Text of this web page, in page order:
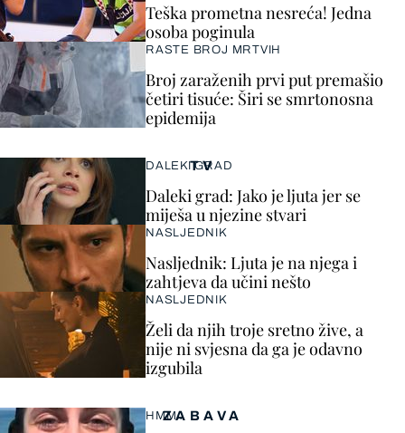
Teška prometna nesreća! Jedna
osoba poginula
RASTE BROJ MRTVIH
Broj zaraženih prvi put premašio
četiri tisuće: Širi se smrtonosna
epidemija
ZABAVA
HMM…
TV
DALEKI GRAD
Daleki grad: Jako je ljuta jer se
miješa u njezine stvari
NASLJEDNIK
Nasljednik: Ljuta je na njega i
zahtjeva da učini nešto
NASLJEDNIK
Želi da njih troje sretno žive, a
nije ni svjesna da ga je odavno
izgubila